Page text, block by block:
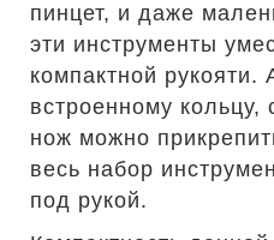
пинцет, и даже
эти инструменты
компактной рукояти.
встроенному
нож можно
весь набор
под рукой.